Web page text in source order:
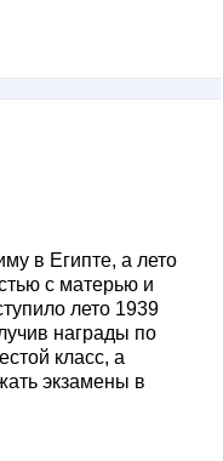
в Египте, а лето
с матерью и
лето 1939
награды по
класс, а
экзамены в